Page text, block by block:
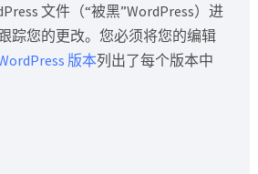
文件（“被黑”WordPress）进
踪您的更改。您必须将您的编辑
版本列出了每个版本中